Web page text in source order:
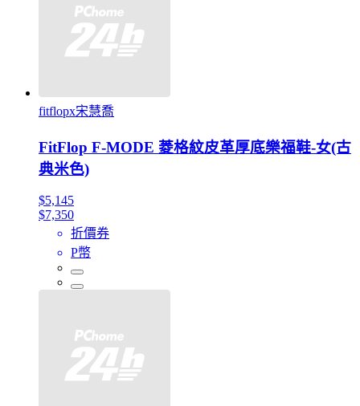
fitflopx宋慧喬
FitFlop F-MODE 菱格紋皮革厚底樂福鞋-女(古
典米色)
$5,145
$7,350
折價券
P幣